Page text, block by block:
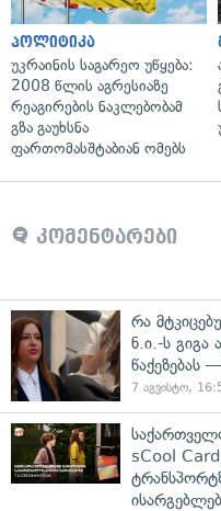
პოლიტიკა
უკრაინის საგარეო უწყება:
2008 წლის აგრესიაზე
რეაგირების ნაკლებობამ
გზა გაუხსნა
ფართომასშტაბიან ომებს
კომენტარები
რა
ნ.ი.-ს გიგა
წაქეზებას
7 აგვისტო,
sCool